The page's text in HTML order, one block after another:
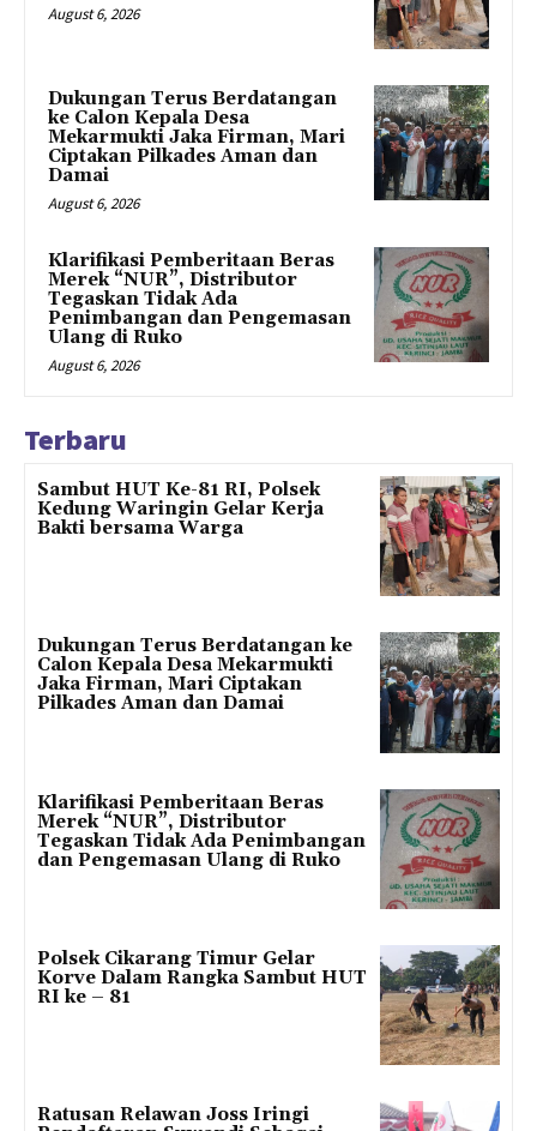
August 6, 2026
Dukungan Terus Berdatangan
ke Calon Kepala Desa
Mekarmukti Jaka Firman, Mari
Ciptakan Pilkades Aman dan
Damai
August 6, 2026
Klarifikasi Pemberitaan Beras
Merek “NUR”, Distributor
Tegaskan Tidak Ada
Penimbangan dan Pengemasan
Ulang di Ruko
August 6, 2026
Terbaru
Sambut HUT Ke-81 RI, Polsek
Kedung Waringin Gelar Kerja
Bakti bersama Warga
Dukungan Terus Berdatangan ke
Calon Kepala Desa Mekarmukti
Jaka Firman, Mari Ciptakan
Pilkades Aman dan Damai
Klarifikasi Pemberitaan Beras
Merek “NUR”, Distributor
Tegaskan Tidak Ada Penimbangan
dan Pengemasan Ulang di Ruko
Polsek Cikarang Timur Gelar
Korve Dalam Rangka Sambut HUT
RI ke – 81
Ratusan Relawan Joss Iringi